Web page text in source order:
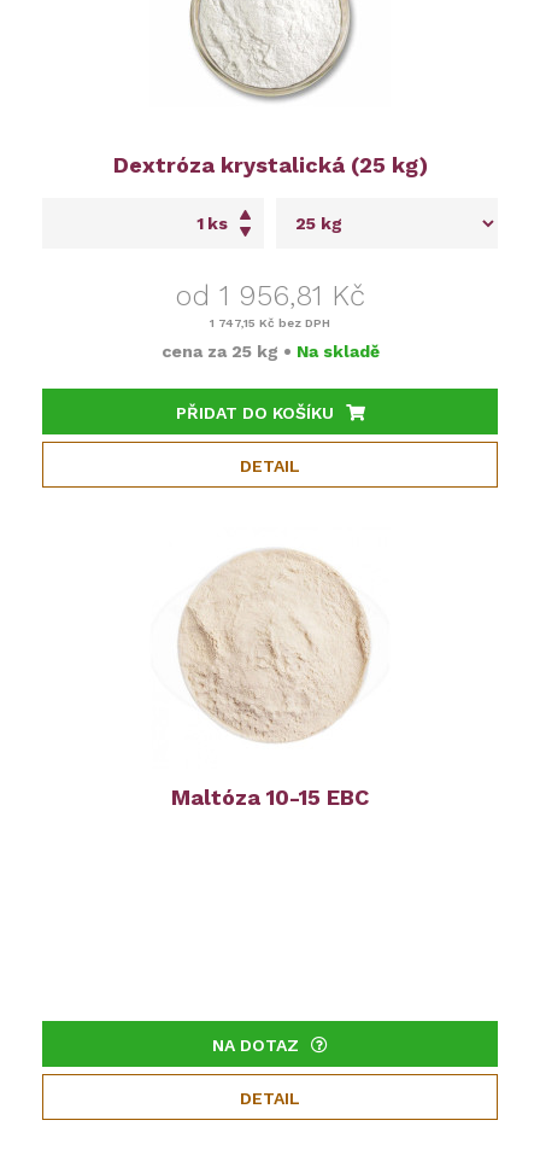
Dextróza krystalická (25 kg)
ks
od 1 956,81 Kč
1 747,15 Kč bez DPH
cena za 25 kg • Na skladě
PŘIDAT DO KOŠÍKU
DETAIL
Maltóza 10-15 EBC
NA DOTAZ
DETAIL